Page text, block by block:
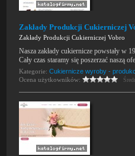
Zakłady Produkcji Cukierniczej
Zakłady Produkcji Cukierniczej Vobro
Nasza zakłady cukiernicze powstały w
Cały czas staramy się poszerzać naszą
Kategorie:Cukiernicze wyroby -
Ocena użytkowników: